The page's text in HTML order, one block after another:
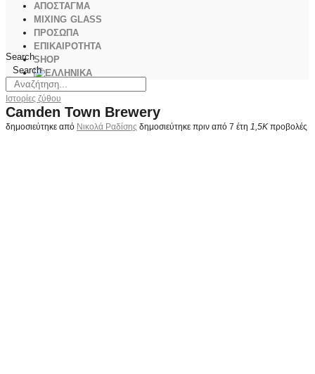
ΑΠΟΣΤΑΓΜΑ
MIXING GLASS
ΠΡΟΣΩΠΑ
ΕΠΙΚΑΙΡΟΤΗΤΑ
SHOP
Search
Search
Ιστορίες ζύθου
Camden Town Brewery
δημοσιεύτηκε από Νικολά Ραδίσης δημοσιεύτηκε πριν από 7 έτη 1,5K προβολές